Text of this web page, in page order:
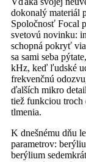
dokonalý materiál
Spoločnosť Focal
svetovú novinku:
schopná pokryť
sa sami seba
kHz, keď ľudské
frekvenčnú
ďalších mikro
tiež funkciou troch
tlmenia.
K dnešnému dňu
parametrov:
berýlium